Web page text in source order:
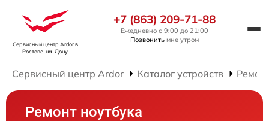
Сервисный центр Ardorв
Ростове-на-Дону
+7 (863) 209-71-88
Ежедневно с 9:00 до 21:00
Позвонить мне утром
Сервисный центр Ardor Каталог устройств
Ремонт ноутбука